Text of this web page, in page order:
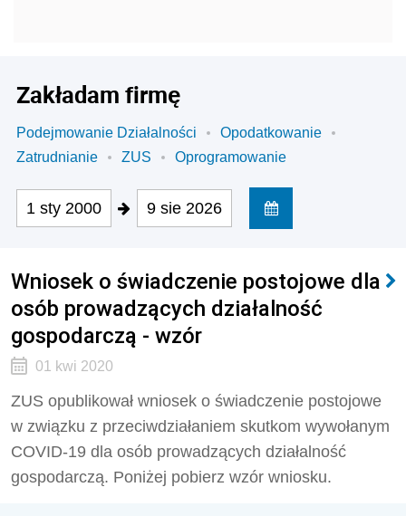
Zakładam firmę
Podejmowanie Działalności
Opodatkowanie
Zatrudnianie
ZUS Oprogramowanie
1 sty 2000 9 sie 2026
Wniosek o świadczenie postojowe dla
osób prowadzących działalność
gospodarczą - wzór
01 kwi 2020
ZUS opublikował wniosek o świadczenie postojowe
w związku z przeciwdziałaniem skutkom wywołanym
COVID-19 dla osób prowadzących działalność
gospodarczą. Poniżej pobierz wzór wniosku.